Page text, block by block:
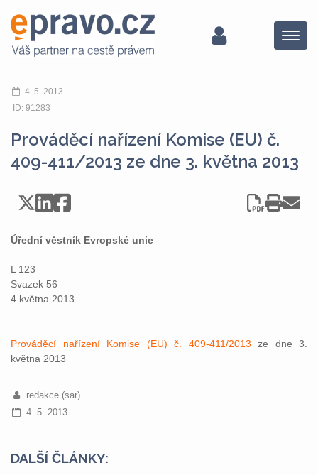
Menu
4. 5. 2013
ID: 91283
Prováděcí nařízení Komise (EU) č.
409-411/2013 ze dne 3. května 2013
Úřední věstník Evropské unie
L 123
Svazek 56
4.května 2013
Prováděcí nařízení Komise (EU) č. 409-411/2013 ze dne 3.
května 2013
redakce (sar)
4. 5. 2013
DALŠÍ ČLÁNKY: